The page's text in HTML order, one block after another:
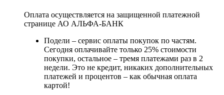
Оплата осуществляется на защищенной платежной
странице АО АЛЬФА-БАНК
Подели – сервис оплаты покупок по частям.
Сегодня оплачивайте только 25% стоимости
покупки, остальное – тремя платежами раз в 2
недели. Это не кредит, никаких дополнительных
платежей и процентов – как обычная оплата
картой!